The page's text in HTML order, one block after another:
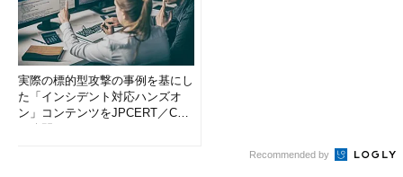
実際の標的型攻撃の事例を基にし
た「インシデント対応ハンズオ
ン」コンテンツをJPCERT／CC
Recommended by